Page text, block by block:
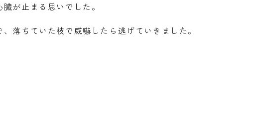
が止まる思いでした。
落ちていた枝で威嚇したら逃げていきました。